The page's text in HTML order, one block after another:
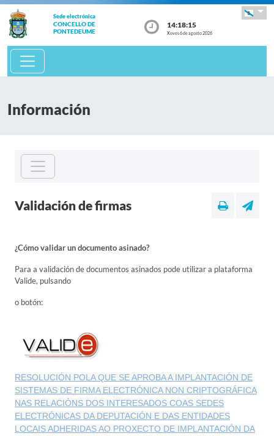
Sede electrónica
CONCELLO DE
PONTEDEUME
14:18:15
Xoves 6 de agosto 2026
Información
Validación de firmas
¿Cómo validar un documento asinado?
Para a validación de documentos asinados pode utilizar a plataforma
Valide, pulsando
o botón:
RESOLUCIÓN POLA QUE SE APROBA A IMPLANTACIÓN DE
SISTEMAS DE FIRMA ELECTRÓNICA NON CRIPTOGRÁFICA
NAS RELACIÓNS DOS INTERESADOS COAS SEDES
ELECTRÓNICAS DA DEPUTACIÓN E DAS ENTIDADES
LOCAIS ADHERIDAS AO PROXECTO DE IMPLANTACIÓN DA